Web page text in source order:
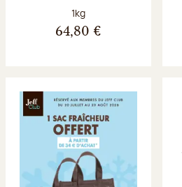
Poids net :
1kg
64,80 €